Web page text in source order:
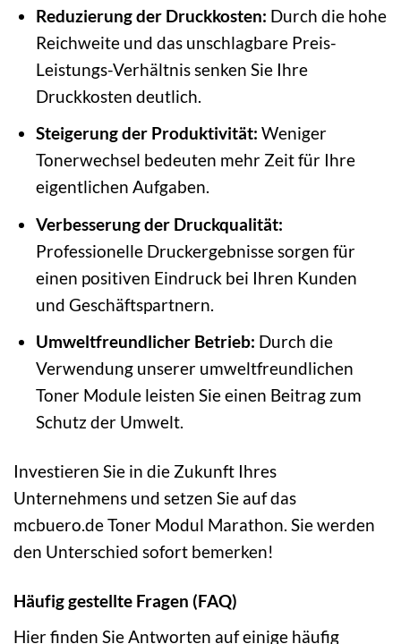
Reduzierung der Druckkosten: Durch die hohe
Reichweite und das unschlagbare Preis-
Leistungs-Verhältnis senken Sie Ihre
Druckkosten deutlich.
Steigerung der Produktivität: Weniger
Tonerwechsel bedeuten mehr Zeit für Ihre
eigentlichen Aufgaben.
Verbesserung der Druckqualität:
Professionelle Druckergebnisse sorgen für
einen positiven Eindruck bei Ihren Kunden
und Geschäftspartnern.
Umweltfreundlicher Betrieb: Durch die
Verwendung unserer umweltfreundlichen
Toner Module leisten Sie einen Beitrag zum
Schutz der Umwelt.
Investieren Sie in die Zukunft Ihres
Unternehmens und setzen Sie auf das
mcbuero.de Toner Modul Marathon. Sie werden
den Unterschied sofort bemerken!
Häufig gestellte Fragen (FAQ)
Hier finden Sie Antworten auf einige häufig